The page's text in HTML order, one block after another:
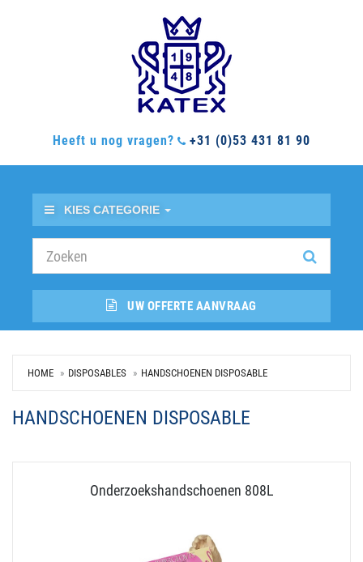
Heeft u nog vragen? +31 (0)53 431 81 90
KIES CATEGORIE
UW OFFERTE AANVRAAG
HOME DISPOSABLES HANDSCHOENEN DISPOSABLE
HANDSCHOENEN DISPOSABLE
Onderzoekshandschoenen 808L